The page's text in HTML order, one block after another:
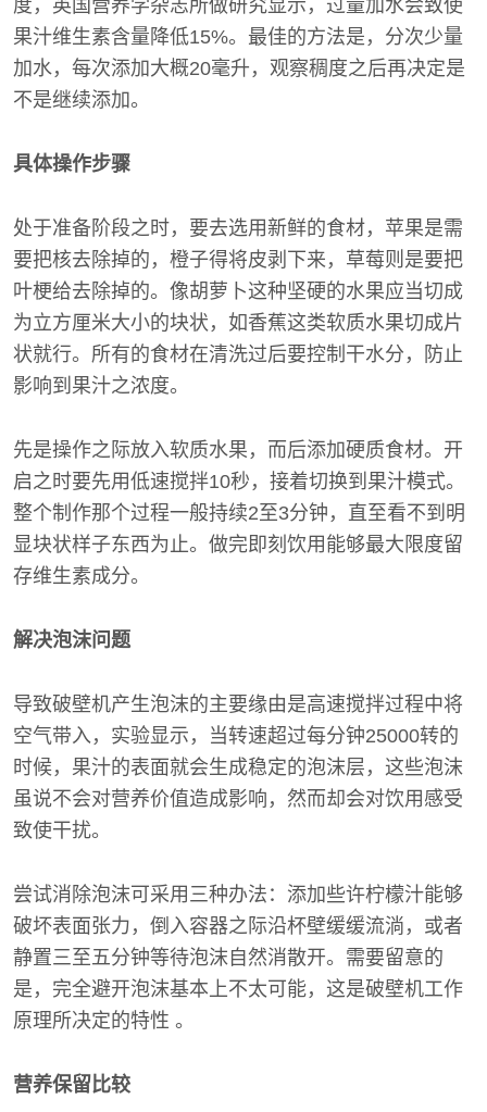
度，英国营养学杂志所做研究显示，过量加水会致使
果汁维生素含量降低15%。最佳的方法是，分次少量
加水，每次添加大概20毫升，观察稠度之后再决定是
不是继续添加。
具体操作步骤
处于准备阶段之时，要去选用新鲜的食材，苹果是需
要把核去除掉的，橙子得将皮剥下来，草莓则是要把
叶梗给去除掉的。像胡萝卜这种坚硬的水果应当切成
为立方厘米大小的块状，如香蕉这类软质水果切成片
状就行。所有的食材在清洗过后要控制干水分，防止
影响到果汁之浓度。
先是操作之际放入软质水果，而后添加硬质食材。开
启之时要先用低速搅拌10秒，接着切换到果汁模式。
整个制作那个过程一般持续2至3分钟，直至看不到明
显块状样子东西为止。做完即刻饮用能够最大限度留
存维生素成分。
解决泡沫问题
导致破壁机产生泡沫的主要缘由是高速搅拌过程中将
空气带入，实验显示，当转速超过每分钟25000转的
时候，果汁的表面就会生成稳定的泡沫层，这些泡沫
虽说不会对营养价值造成影响，然而却会对饮用感受
致使干扰。
尝试消除泡沫可采用三种办法：添加些许柠檬汁能够
破坏表面张力，倒入容器之际沿杯壁缓缓流淌，或者
静置三至五分钟等待泡沫自然消散开。需要留意的
是，完全避开泡沫基本上不太可能，这是破壁机工作
原理所决定的特性 。
营养保留比较